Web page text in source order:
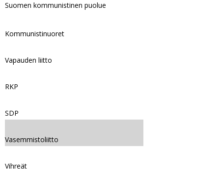
Suomen kommunistinen puolue
Kommunistinuoret
Vapauden liitto
RKP
SDP
Vasemmistoliitto
Vihreät